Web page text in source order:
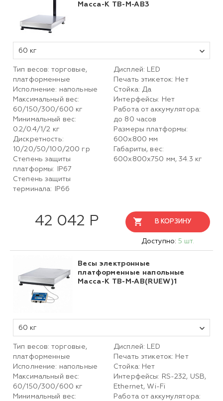
Масса-К TB-M-AB3
60 кг
Тип весов: торговые,
платформенные
Исполнение: напольные
Максимальный вес:
60/150/300/600 кг
Минимальный вес:
0.2/0.4/1/2 кг
Дискретность:
10/20/50/100/200 гр
Степень защиты
платформы: IP67
Степень защиты
терминала: IP66
Дисплей: LED
Печать этикеток: Нет
Стойка: Да
Интерфейсы: Нет
Работа от аккумулятора:
до 80 часов
Размеры платформы:
600х800 мм
Габариты, вес:
600х800х750 мм, 34.3 кг
42 042 Р В КОРЗИНУ
Доступно: 5 шт.
Весы электронные
платформенные напольные
Масса-К TB-M-AB(RUEW)1
60 кг
Тип весов: торговые,
платформенные
Исполнение: напольные
Максимальный вес:
60/150/300/600 кг
Минимальный вес:
Дисплей: LED
Печать этикеток: Нет
Стойка: Нет
Интерфейсы: RS-232, USB,
Ethernet, Wi-Fi
Работа от аккумулятора: